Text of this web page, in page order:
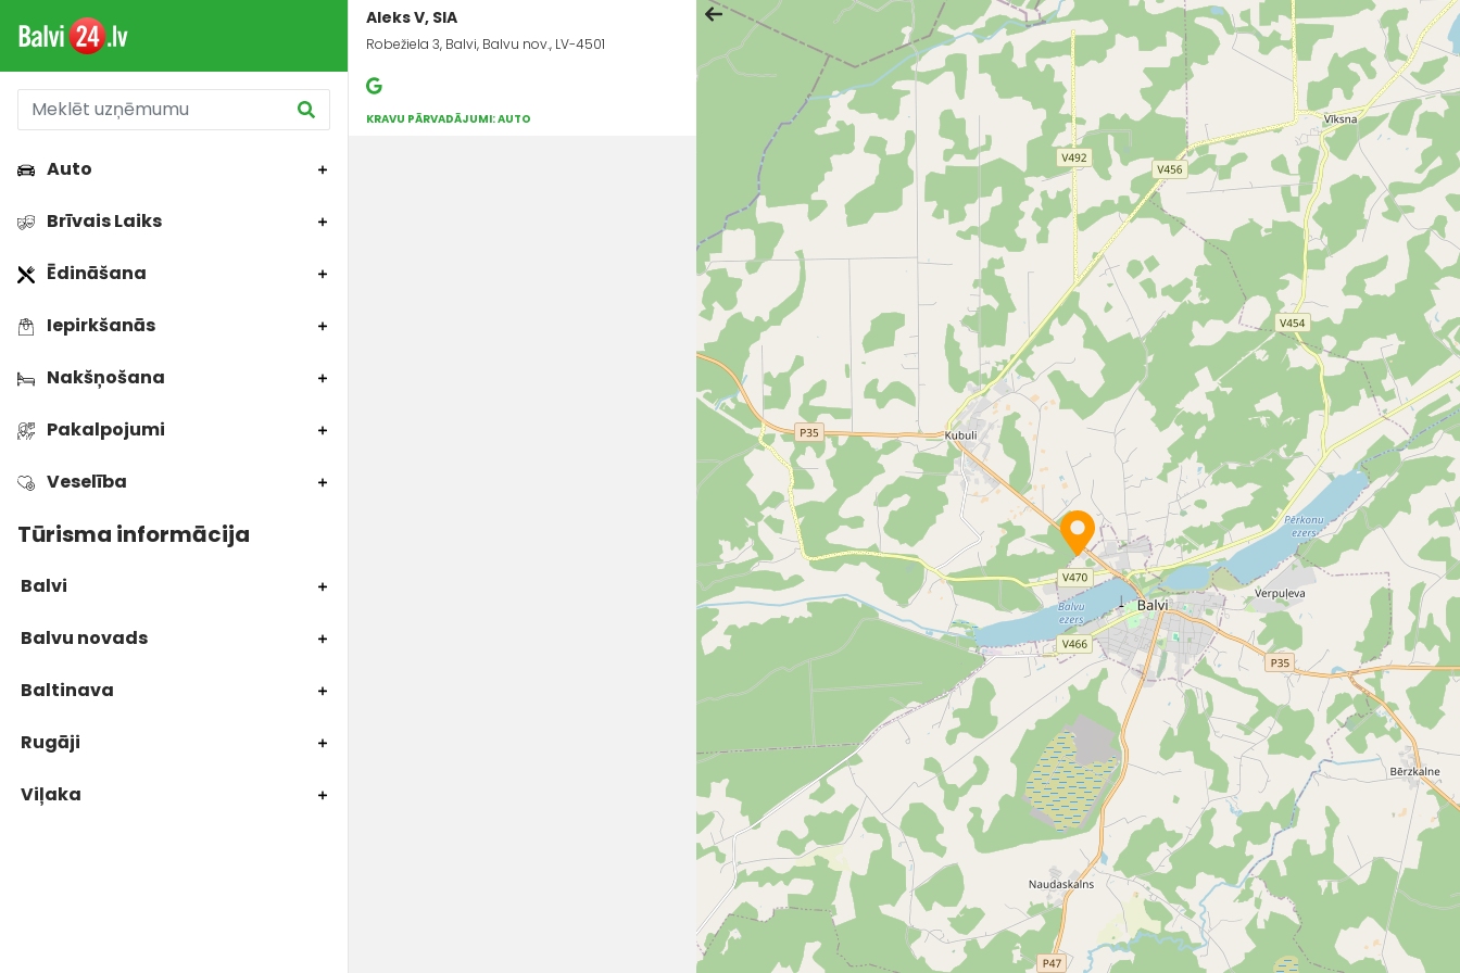
Auto
Brīvais Laiks
Ēdināšana
Iepirkšanās
Nakšņošana
Pakalpojumi
Veselība
Tūrisma informācija
Balvi
Balvu novads
Baltinava
Rugāji
Viļaka
Aleks V, SIA
Robežiela 3, Balvi, Balvu nov., LV-4501
KRAVU PĀRVADĀJUMI: AUTO